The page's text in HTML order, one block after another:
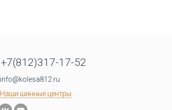
+7(812)317-17-52
info@kolesa812.ru
Наши шинные центры